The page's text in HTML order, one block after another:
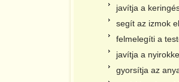
javítja a
segít az izmok
felmelegíti a
javítja a
gyorsítja az